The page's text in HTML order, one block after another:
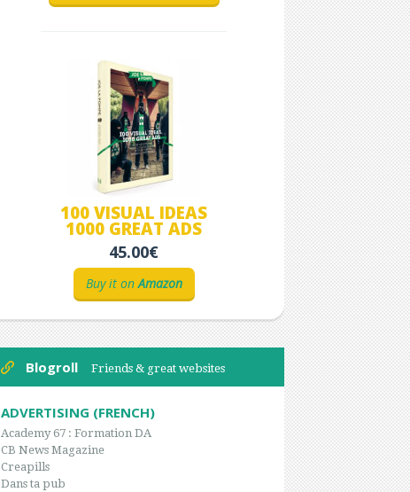
100 VISUAL IDEAS
1000 GREAT ADS
45.00€
Buy it onAmazon
Blogroll Friends & great websites
ADVERTISING (FRENCH)
Academy 67 : Formation DA
CB News Magazine
Creapills
Dans ta pub